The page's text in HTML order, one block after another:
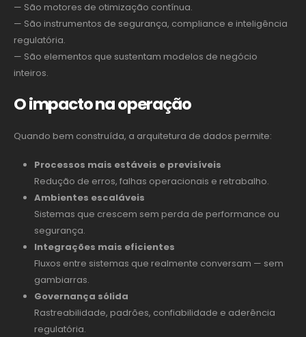
— São motores de otimização contínua.
— São instrumentos de segurança, compliance e inteligência
regulatória.
— São elementos que sustentam modelos de negócio
inteiros.
O impacto na operação
Quando bem construída, a arquitetura de dados permite:
Processos mais estáveis e previsíveis
Redução de erros, falhas operacionais e retrabalho.
Ambientes escaláveis
Sistemas que crescem sem perda de performance ou
segurança.
Integrações mais eficientes
Fluxos entre sistemas que realmente conversam — sem
gambiarras.
Governança sólida
Rastreabilidade, padrões, confiabilidade e aderência
regulatória.